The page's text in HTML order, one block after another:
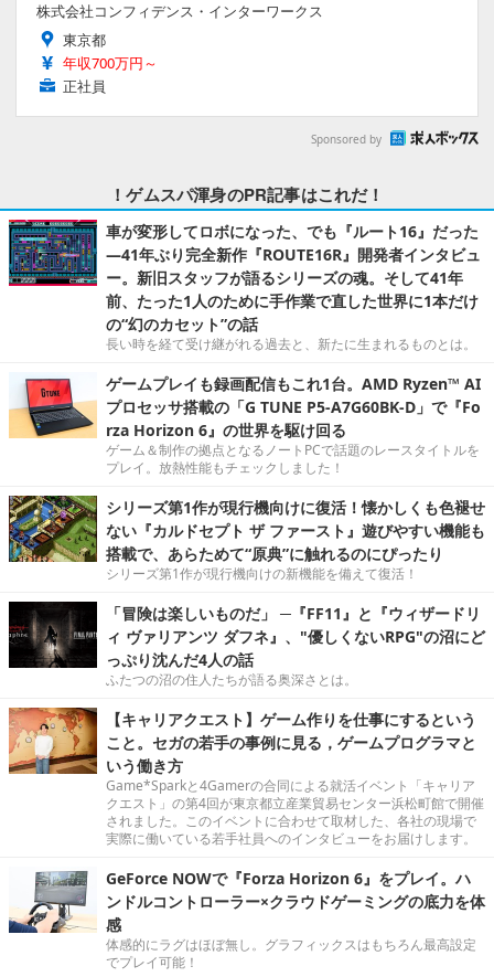
株式会社コンフィデンス・インターワークス
東京都
年収700万円～
正社員
Sponsored by
！ゲムスパ渾身のPR記事はこれだ！
車が変形してロボになった、でも『ルート16』だった
―41年ぶり完全新作『ROUTE16R』開発者インタビュ
ー。新旧スタッフが語るシリーズの魂。そして41年
前、たった1人のために手作業で直した世界に1本だけ
の“幻のカセット”の話
長い時を経て受け継がれる過去と、新たに生まれるものとは。
ゲームプレイも録画配信もこれ1台。AMD Ryzen™ AI
プロセッサ搭載の「G TUNE P5-A7G60BK-D」で『Fo
rza Horizon 6』の世界を駆け回る
ゲーム＆制作の拠点となるノートPCで話題のレースタイトルを
プレイ。放熱性能もチェックしました！
シリーズ第1作が現行機向けに復活！懐かしくも色褪せ
ない『カルドセプト ザ ファースト』遊びやすい機能も
搭載で、あらためて“原典”に触れるのにぴったり
シリーズ第1作が現行機向けの新機能を備えて復活！
「冒険は楽しいものだ」 ─『FF11』と『ウィザードリ
ィ ヴァリアンツ ダフネ』、"優しくないRPG"の沼にど
っぷり沈んだ4人の話
ふたつの沼の住人たちが語る奥深さとは。
【キャリアクエスト】ゲーム作りを仕事にするという
こと。セガの若手の事例に見る，ゲームプログラマと
いう働き方
Game*Sparkと4Gamerの合同による就活イベント「キャリア
クエスト」の第4回が東京都立産業貿易センター浜松町館で開催
されました。このイベントに合わせて取材した、各社の現場で
実際に働いている若手社員へのインタビューをお届けします。
GeForce NOWで『Forza Horizon 6』をプレイ。ハ
ンドルコントローラー×クラウドゲーミングの底力を体
感
体感的にラグはほぼ無し。グラフィックスはもちろん最高設定
でプレイ可能！